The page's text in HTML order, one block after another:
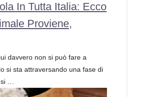
In Tutta Italia: Ecco
Proviene,
davvero non si può fare a
si sta attraversando una fase di
si …